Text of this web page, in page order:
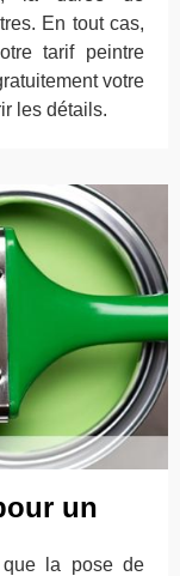
En tout cas,
tarif peintre
votre
les détails.
un
que la pose de